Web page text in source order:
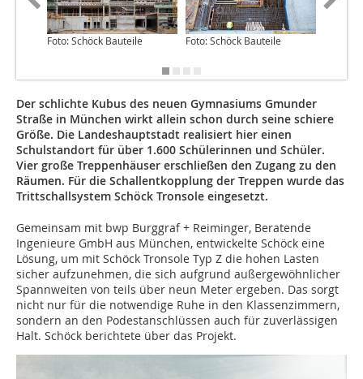
Foto: Schöck Bauteile Foto: Schöck Bauteile
Der schlichte Kubus des neuen Gymnasiums Gmunder
Straße in München wirkt allein schon durch seine schiere
Größe. Die Landeshauptstadt realisiert hier einen
Schulstandort für über 1.600 Schülerinnen und Schüler.
Vier große Treppenhäuser erschließen den Zugang zu den
Räumen. Für die Schallentkopplung der Treppen wurde das
Trittschallsystem Schöck Tronsole eingesetzt.
Gemeinsam mit bwp Burggraf + Reiminger, Beratende
Ingenieure GmbH aus München, entwickelte Schöck eine
Lösung, um mit Schöck Tronsole Typ Z die hohen Lasten
sicher aufzunehmen, die sich aufgrund außergewöhnlicher
Spannweiten von teils über neun Meter ergeben. Das sorgt
nicht nur für die notwendige Ruhe in den Klassenzimmern,
sondern an den Podestanschlüssen auch für zuverlässigen
Halt. Schöck berichtete über das Projekt.